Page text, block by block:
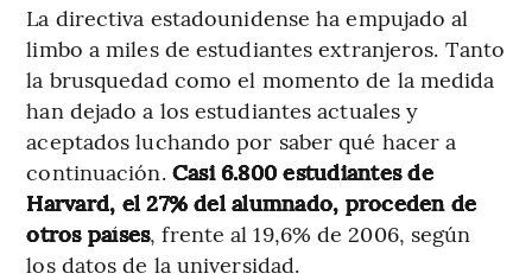
La directiva estadounidense ha empujado al
limbo a miles de estudiantes extranjeros. Tanto
la brusquedad como el momento de la medida
han dejado a los estudiantes actuales y
aceptados luchando por saber qué hacer a
continuación. Casi 6.800 estudiantes de
Harvard, el 27% del alumnado, proceden de
otros países, frente al 19,6% de 2006, según
los datos de la universidad.